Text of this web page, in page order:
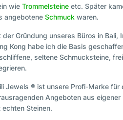
wie Trommelsteine etc. Später
angebotene Schmuck waren.
der Gründung unseres Büros in
Kong habe ich die Basis
seltene Schmucksteine,
Jewels ® ist unsere Profi-Marke
Angeboten aus eigener
echten Steinen.